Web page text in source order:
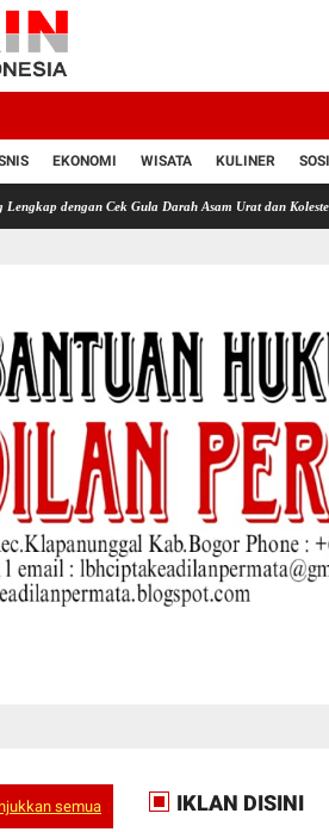
EKONOMI WISATA KULINER
Cek Gula Darah Asam Urat dan Kolesterol Gratis
semua IKLAN DISINI